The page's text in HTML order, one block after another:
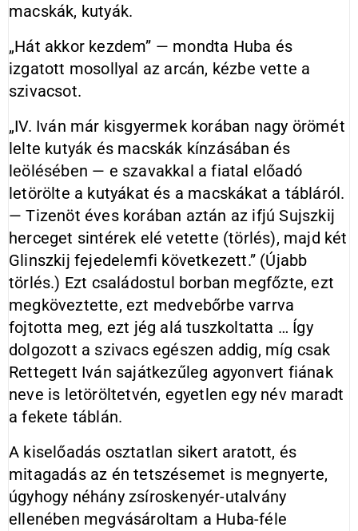
macskák, kutyák.
„Hát akkor kezdem” — mondta Huba és
izgatott mosollyal az arcán, kézbe vette a
szivacsot.
„IV. Iván már kisgyermek korában nagy örömét
lelte kutyák és macskák kínzásában és
leölésében — e szavakkal a fiatal előadó
letörölte a kutyákat és a macskákat a tábláról.
— Tizenöt éves korában aztán az ifjú Sujszkij
herceget sintérek elé vetette (törlés), majd két
Glinszkij fejedelemfi következett.” (Újabb
törlés.) Ezt családostul borban megfőzte, ezt
megköveztette, ezt medvebőrbe varrva
fojtotta meg, ezt jég alá tuszkoltatta … Így
dolgozott a szivacs egészen addig, míg csak
Rettegett Iván sajátkezűleg agyonvert fiának
neve is letöröltetvén, egyetlen egy név maradt
a fekete táblán.
A kiselőadás osztatlan sikert aratott, és
mitagadás az én tetszésemet is megnyerte,
úgyhogy néhány zsíroskenyér-utalvány
ellenében megvásároltam a Huba-féle